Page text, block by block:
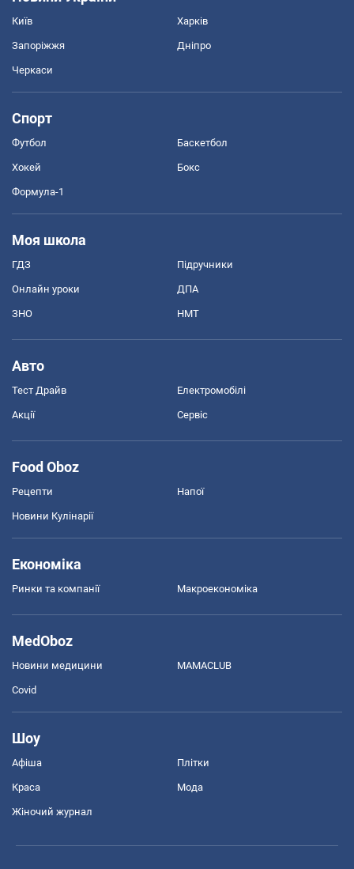
Київ Харків
Запоріжжя Дніпро
Черкаси
Спорт
Футбол Баскетбол
Хокей Бокс
Формула-1
Моя школа
ГДЗ Підручники
Онлайн уроки ДПА
ЗНО НМТ
Авто
Тест Драйв Електромобілі
Акції Сервіс
Food Oboz
Рецепти Напої
Новини Кулінарії
Економіка
Ринки та компанії Макроекономіка
MedOboz
Новини медицини MAMACLUB
Covid
Шоу
Афіша Плітки
Краса Мода
Жіночий журнал